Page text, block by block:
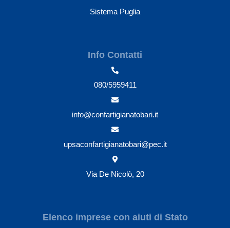
Sistema Puglia
Info Contatti
080/5959411
info@confartigianatobari.it
upsaconfartigianatobari@pec.it
Via De Nicolò, 20
Elenco imprese con aiuti di Stato